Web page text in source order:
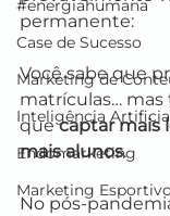
#energiahumana
Case de Sucesso
Marketing de
Inteligência
Endomarketing
Marketing Esportivo
permanente:
Você sabe que
matrículas…
que captar mais
mais alunos.
No pós-